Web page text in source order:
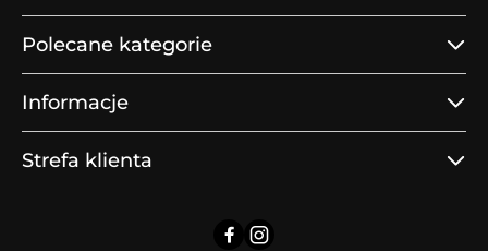
Polecane kategorie
Informacje
Strefa klienta